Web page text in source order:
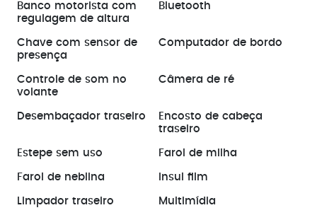
Banco motorista com
regulagem de altura
Bluetooth
Chave com sensor de
presença
Computador de bordo
Controle de som no
volante
Câmera de ré
Desembaçador traseiro
Encosto de cabeça
traseiro
Estepe sem uso Farol de milha
Farol de neblina Insul film
Limpador traseiro Multimídia